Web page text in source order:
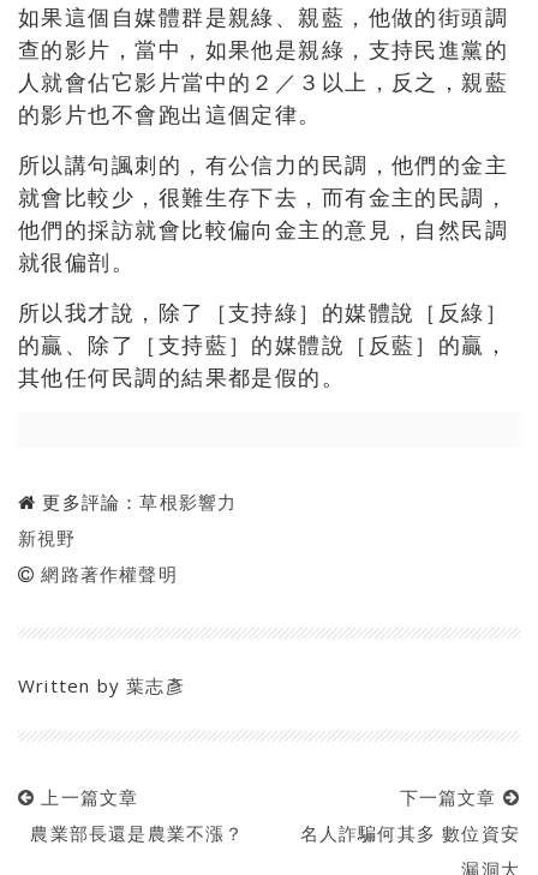
如果這個自媒體群是親綠、親藍，他做的街頭調
查的影片，當中，如果他是親綠，支持民進黨的
人就會佔它影片當中的２／３以上，反之，親藍
的影片也不會跑出這個定律。
所以講句諷刺的，有公信力的民調，他們的金主
就會比較少，很難生存下去，而有金主的民調，
他們的採訪就會比較偏向金主的意見，自然民調
就很偏剖。
所以我才說，除了［支持綠］的媒體說［反綠］
的贏、除了［支持藍］的媒體說［反藍］的贏，
其他任何民調的結果都是假的。
更多評論：草根影響力
新視野
網路著作權聲明
Written by葉志彥
上一篇文章
農業部長還是農業不漲？
下一篇文章
名人詐騙何其多 數位資安
漏洞大